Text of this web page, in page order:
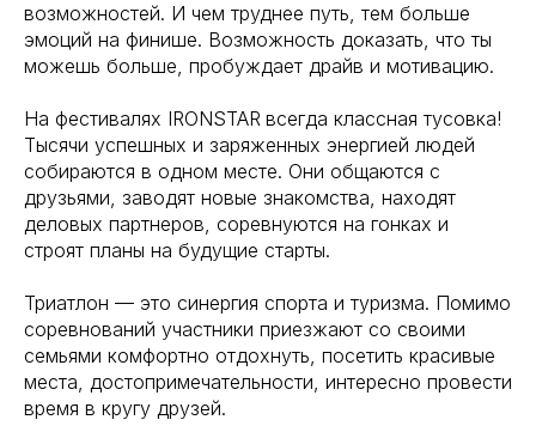
возможностей. И чем труднее путь, тем больше
эмоций на финише. Возможность доказать, что ты
можешь больше, пробуждает драйв и мотивацию.
На фестивалях IRONSTAR всегда классная тусовка!
Тысячи успешных и заряженных энергией людей
собираются в одном месте. Они общаются с
друзьями, заводят новые знакомства, находят
деловых партнеров, соревнуются на гонках и
строят планы на будущие старты.
Триатлон — это синергия спорта и туризма. Помимо
соревнований участники приезжают со своими
семьями комфортно отдохнуть, посетить красивые
места, достопримечательности, интересно провести
время в кругу друзей.